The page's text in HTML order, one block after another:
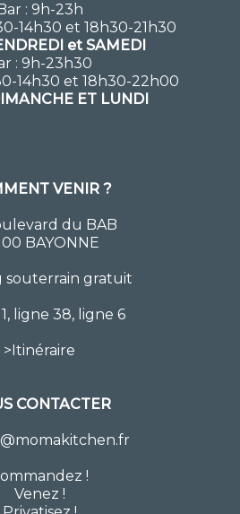
: 9h-23h
14h30 et 18h30-21h30
et SAMEDI
: 9h-23h30
14h30 et 18h30-22h00
ET LUNDI
VENIR ?
du BAB
BAYONNE
souterrain gratuit
ligne 38, ligne 6
>Itinéraire
CONTACTER
!
Venez !